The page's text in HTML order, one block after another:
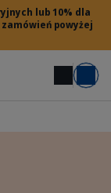
lub 10% dla
powyżej
Moje konto Koszyk